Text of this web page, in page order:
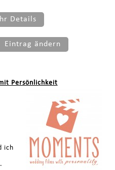
Details
Eintrag ändern
Persönlichkeit
ich